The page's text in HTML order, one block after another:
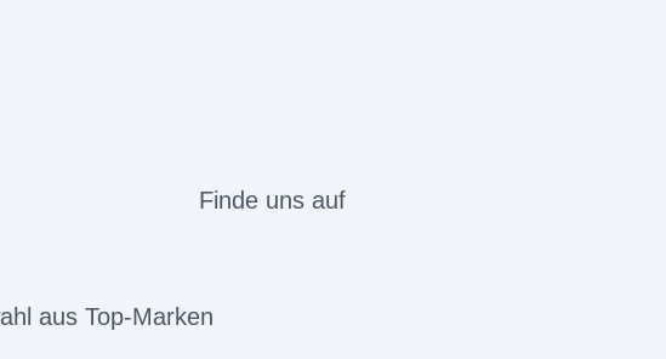
Finde uns auf
aus Top-Marken